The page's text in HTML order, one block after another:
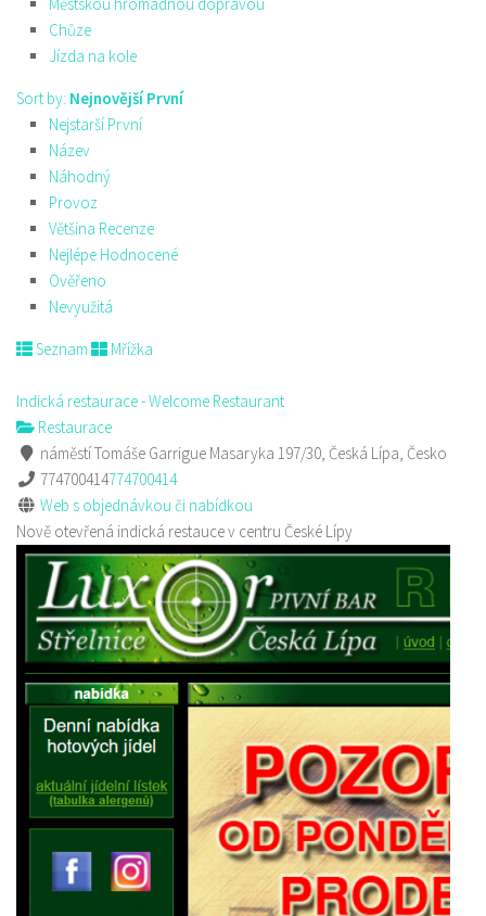
Chůze
Jízda na kole
Sort by: Nejnovější První
Nejstarší První
Název
Náhodný
Provoz
Většina Recenze
Nejlépe Hodnocené
Ověřeno
Nevyužitá
Seznam Mřížka
Indická restaurace - Welcome Restaurant
Restaurace
náměstí Tomáše Garrigue Masaryka 197/30, Česká Lípa, Česko
774700414774700414
Web s objednávkou či nabídkou
Nově otevřená indická restauce v centru České Lípy